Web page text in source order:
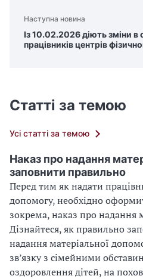
Наступна новина
Із 10.02.2026 діють зміни в
працівників центрів
Статті за темою
Усі статті за темою
Наказ про надання
заповнити правильно
Перед тим як надати
допомогу, необхідно
зокрема, наказ про надання
Дізнайтеся, як правильно
надання матеріальної
зв’язку з сімейними
оздоровлення дітей, на